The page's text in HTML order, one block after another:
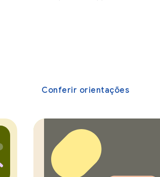
Conferir orientações